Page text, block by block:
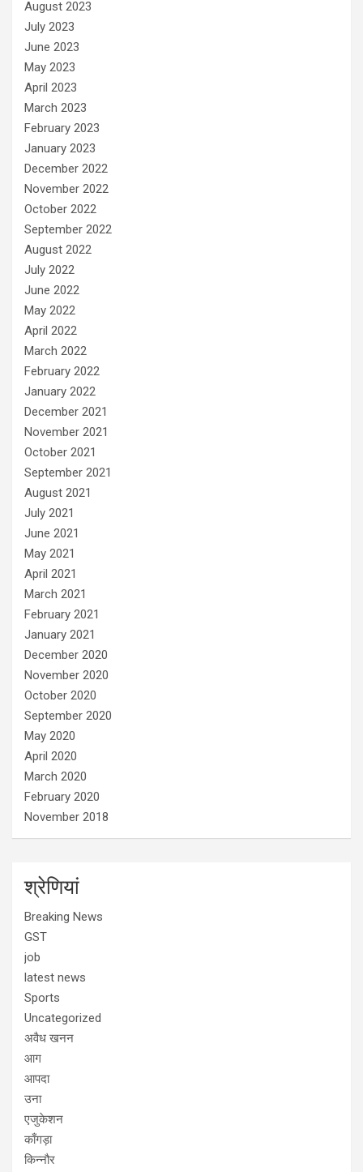
August 2023
July 2023
June 2023
May 2023
April 2023
March 2023
February 2023
January 2023
December 2022
November 2022
October 2022
September 2022
August 2022
July 2022
June 2022
May 2022
April 2022
March 2022
February 2022
January 2022
December 2021
November 2021
October 2021
September 2021
August 2021
July 2021
June 2021
May 2021
April 2021
March 2021
February 2021
January 2021
December 2020
November 2020
October 2020
September 2020
May 2020
April 2020
March 2020
February 2020
November 2018
श्रेणियां
Breaking News
GST
job
latest news
Sports
Uncategorized
अवैध खनन
आग
आपदा
उना
एजुकेशन
काँगड़ा
किन्नौर